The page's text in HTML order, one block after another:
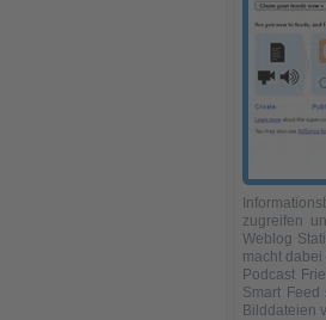
zugreifen
Weblog
macht
Podcast
Smart Feed
Bilddateien